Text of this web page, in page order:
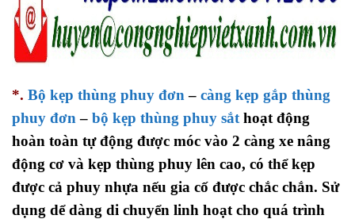
*. Bộ kẹp thùng phuy đơn – càng kẹp gắp thùng
phuy đơn – bộ kẹp thùng phuy sắt hoạt động
hoàn toàn tự động được móc vào 2 càng xe nâng
động cơ và kẹp thùng phuy lên cao, có thể kẹp
được cả phuy nhựa nếu gia cố được chắc chắn. Sử
dụng dể dàng di chuyển linh hoạt cho quá trình